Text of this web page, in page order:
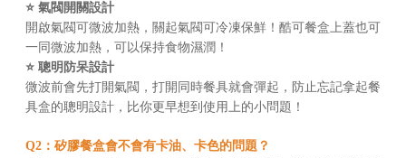
⭐ 氣閥開關設計
開啟氣閥可微波加熱，關起氣閥可冷凍保鮮！酷可餐盒上蓋也可
一同微波加熱，可以保持食物濕潤！
⭐ 聰明防呆設計
微波前會先打開氣閥，打開同時餐具就會彈起，防止忘記拿起餐
具盒的聰明設計，比你更早想到使用上的小問題！
Q2：矽膠餐盒會不會有卡油、卡色的問題？